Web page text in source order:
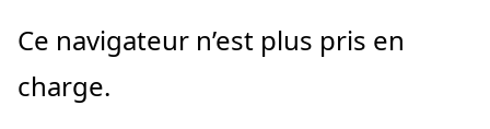
Passer
directement
au
Passer
la
Ce navigateur n’est plus pris en
charge.